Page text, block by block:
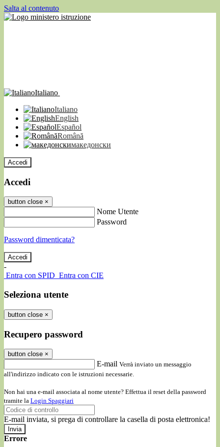
Salta al contenuto
Italiano
Italiano
English
Español
Română
македонски
Accedi
Accedi
button close ×
Nome Utente
Password
Password dimenticata?
-
Entra con SPID Entra con CIE
Seleziona utente
button close ×
Recupero password
button close ×
E-mail Verrà inviato un messaggio
all'indirizzo indicato con le istruzioni necessarie.
Non hai una e-mail associata al nome utente? Effettua il reset della password
tramite la Login Spaggiari
E-mail inviata, si prega di controllare la casella di posta elettronica!
Errore